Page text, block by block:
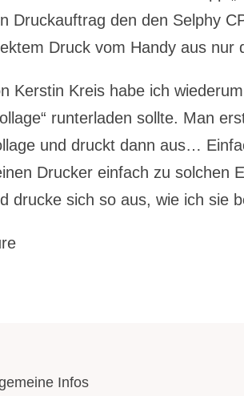
Druckauftrag den den Selphy
Druck vom Handy aus nur
Kerstin Kreis habe ich
runterladen sollte. Man
und druckt dann aus…
Drucker einfach zu solchen
drucke sich so aus, wie ich sie
Infos